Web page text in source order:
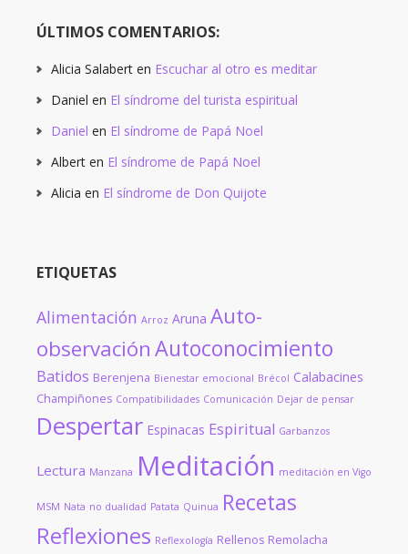
ÚLTIMOS COMENTARIOS:
Alicia Salabert en Escuchar al otro es meditar
Daniel en El síndrome del turista espiritual
Daniel en El síndrome de Papá Noel
Albert en El síndrome de Papá Noel
Alicia en El síndrome de Don Quijote
ETIQUETAS
Alimentación Arroz Aruna Auto-
observaciónAutoconocimiento
Batidos Berenjena Bienestar emocional Brécol Calabacines
Champiñones Compatibilidades Comunicación Dejar de pensar
Despertar Espinacas Espiritual Garbanzos
Lectura Manzana Meditación meditación en Vigo
MSM Nata no dualidad Patata Quinua Recetas
Reflexiones Reflexología Rellenos Remolacha